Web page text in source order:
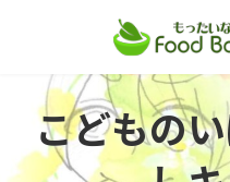
ス
ン
こどもの